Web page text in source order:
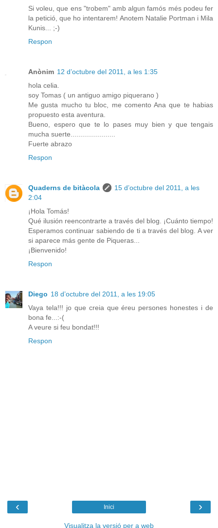
Si voleu, que ens "trobem" amb algun famós més podeu fer
la petició, que ho intentarem! Anotem Natalie Portman i Mila
Kunis... ;-)
Respon
Anònim 12 d’octubre del 2011, a les 1:35
hola celia.
soy Tomas ( un antiguo amigo piquerano )
Me gusta mucho tu bloc, me comento Ana que te habias
propuesto esta aventura.
Bueno, espero que te lo pases muy bien y que tengais
mucha suerte.......................
Fuerte abrazo
Respon
Quaderns de bitàcola
15 d’octubre del 2011, a les
2:04
¡Hola Tomás!
Qué ilusión reencontrarte a través del blog. ¡Cuánto tiempo!
Esperamos continuar sabiendo de ti a través del blog. A ver
si aparece más gente de Piqueras...
¡Bienvenido!
Respon
Diego 18 d’octubre del 2011, a les 19:05
Vaya tela!!! jo que creia que éreu persones honestes i de
bona fe...:-(
A veure si feu bondat!!!
Respon
‹ ›
Inici
Visualitza la versió per a web